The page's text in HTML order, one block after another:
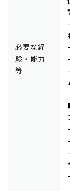
必要な経
験・能力
等